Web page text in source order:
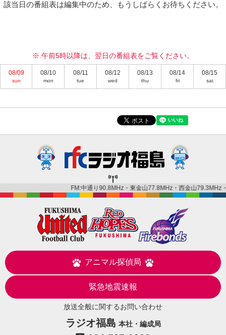
該当日の番組表は編集中のため、もうしばらくお待ちください。
※.午前5時以降は、翌日の番組表をご覧ください。
08/09
sun
08/10
mon
08/11
tue
08/12
wed
08/13
thu
08/14
fri
08/15
sat
FM:中通り90.8MHz・東金山77.8MHz・西金山79.3MHz
アニマル探偵局
緊急地震速報
放送全般に関するお問い合わせ
ラジオ福島 本社・編成局